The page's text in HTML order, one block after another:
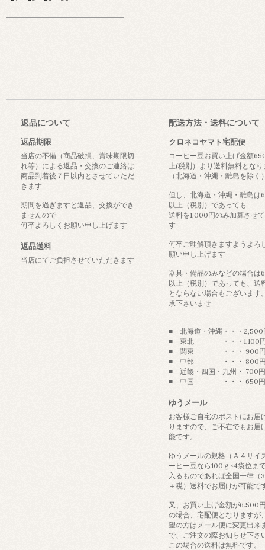
返品について
返品期限
当店の不備（商品破損、賞味期限切
れ等）による返品・交換のご連絡は
商品到着後７日以内とさせていただ
きます
期間を過ぎますと返品、交換ができ
ませんので
何卒よろしくお願い申し上げます
返品送料
当店にてご負担させていただきます
配送方法・送料について
クロネコヤマト宅配便
コーヒー豆お買い上げ金額
上(税別）より送料無料とな
（北海道・沖縄・離島を除く
但し、北海道・沖縄・離島は
以上（税別）であっても
送料を1,000円のみ加算させ
す
何卒ご理解頂きますようよろ
願い申し上げます
器具・備品のみなどの場合は
以上（税別）であっても、送
とならない場合もございます
承下さいませ
■ 北海道・沖縄・・・2,500
■ 東北 ・・・1,100
■ 関東 ・・・ 900
■ 中部 ・・・ 800
■ 近畿・四国・九州・ 700円
■ 中国 ・・・ 650円
ゆうメール
お客様ご自宅のポストにお届
りますので、ご不在でもお届
能です。
ゆうメールの規格（Ａ４サイ
ーヒー豆なら100ｇ×4袋位ま
入るものであれば全国一律（
＋税）送料でお届けが可能で
又、お買い上げ金額が6.500
の場合、宅配便となりますが
望の方はメール便に変更出来
で、ご注文の際お知らせ下さ
この場合の送料は無料です。